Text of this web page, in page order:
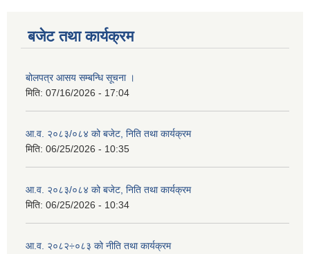
बजेट तथा कार्यक्रम
बोलपत्र आसय सम्बन्धि सूचना ।
मिति: 07/16/2026 - 17:04
आ.व. २०८३/०८४ को बजेट, निति तथा कार्यक्रम
मिति: 06/25/2026 - 10:35
आ.व. २०८३/०८४ को बजेट, निति तथा कार्यक्रम
मिति: 06/25/2026 - 10:34
आ.व. २०८२÷०८३ को नीति तथा कार्यक्रम